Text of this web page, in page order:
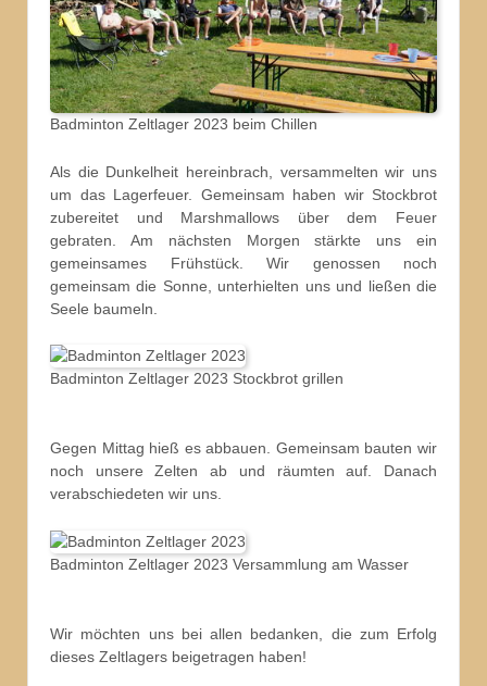
Badminton Zeltlager 2023 beim Chillen
Als die Dunkelheit hereinbrach, versammelten wir uns
um das Lagerfeuer. Gemeinsam haben wir Stockbrot
zubereitet und Marshmallows über dem Feuer
gebraten. Am nächsten Morgen stärkte uns ein
gemeinsames Frühstück. Wir genossen noch
gemeinsam die Sonne, unterhielten uns und ließen die
Seele baumeln.
Badminton Zeltlager 2023 Stockbrot grillen
Gegen Mittag hieß es abbauen. Gemeinsam bauten wir
noch unsere Zelten ab und räumten auf. Danach
verabschiedeten wir uns.
Badminton Zeltlager 2023 Versammlung am Wasser
Wir möchten uns bei allen bedanken, die zum Erfolg
dieses Zeltlagers beigetragen haben!